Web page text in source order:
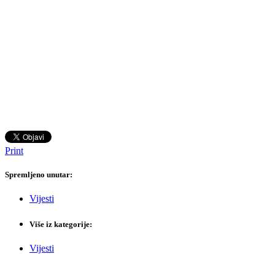
Print
Spremljeno unutar:
Vijesti
Više iz kategorije:
Vijesti